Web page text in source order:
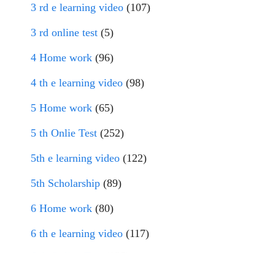
3 rd e learning video (107)
3 rd online test (5)
4 Home work (96)
4 th e learning video (98)
5 Home work (65)
5 th Onlie Test (252)
5th e learning video (122)
5th Scholarship (89)
6 Home work (80)
6 th e learning video (117)